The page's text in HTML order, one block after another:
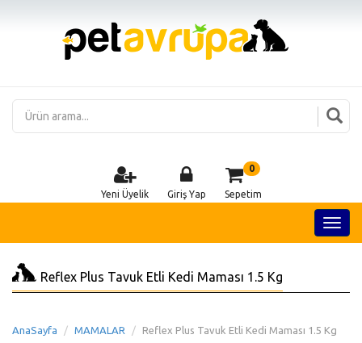
Yeni Üyelik Giriş Yap
0
Sepetim
Reflex Plus Tavuk Etli Kedi Maması 1.5 Kg
AnaSayfa MAMALAR Reflex Plus Tavuk Etli Kedi Maması 1.5 Kg